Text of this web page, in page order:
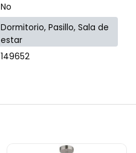
No
Dormitorio, Pasillo, Sala de
estar
149652